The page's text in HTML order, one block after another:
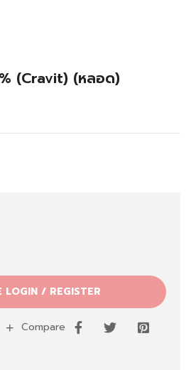
(Cravit) (หลอด)
LOGIN / REGISTER
Compare